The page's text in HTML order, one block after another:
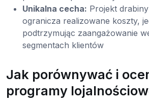
Unikalna cecha: Projekt
ogranicza realizowane koszty,
podtrzymując zaangażowanie
segmentach klientów
Jak porównywać i
programy